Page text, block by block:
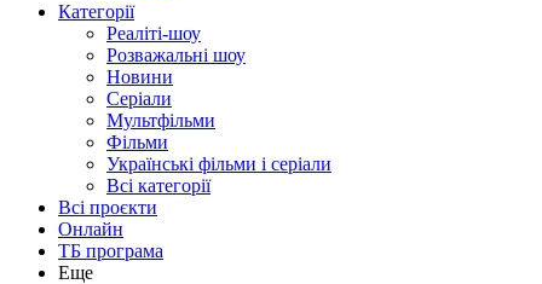
Категорії
Реаліті-шоу
Розважальні шоу
Новини
Серіали
Мультфільми
Фільми
Українські фільми і серіали
Всі категорії
Всі проєкти
Онлайн
ТБ програма
Еще